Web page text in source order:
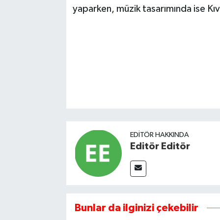
yaparken, müzik tasarımında ise
EDITÖR HAKKINDA
Editör Editör
Bunlar da ilginizi çekebilir